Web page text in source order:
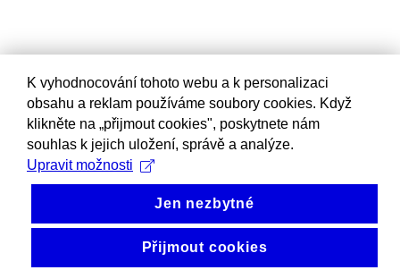
K vyhodnocování tohoto webu a k personalizaci
obsahu a reklam používáme soubory cookies. Když
klikněte na „přijmout cookies", poskytnete nám
souhlas k jejich uložení, správě a analýze.
Upravit možnosti
Jen nezbytné
Přijmout cookies